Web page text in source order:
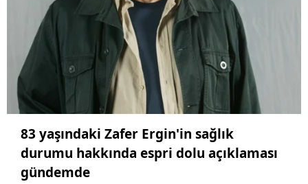
83 yaşındaki Zafer Ergin'in sağlık
durumu hakkında espri dolu açıklaması
gündemde